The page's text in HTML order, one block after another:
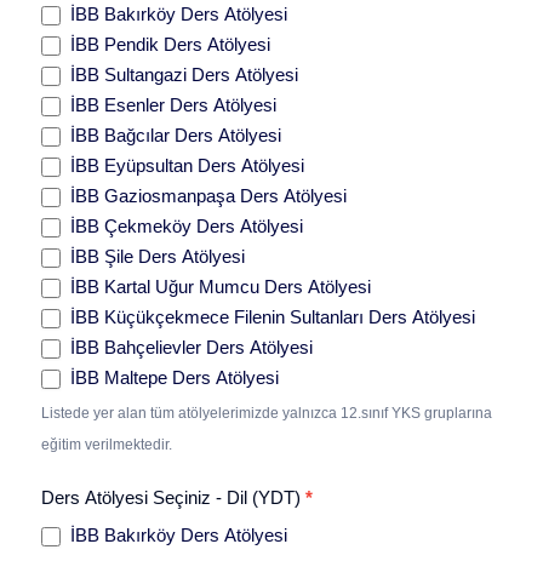
İBB Bakırköy Ders Atölyesi
İBB Pendik Ders Atölyesi
İBB Sultangazi Ders Atölyesi
İBB Esenler Ders Atölyesi
İBB Bağcılar Ders Atölyesi
İBB Eyüpsultan Ders Atölyesi
İBB Gaziosmanpaşa Ders Atölyesi
İBB Çekmeköy Ders Atölyesi
İBB Şile Ders Atölyesi
İBB Kartal Uğur Mumcu Ders Atölyesi
İBB Küçükçekmece Filenin Sultanları Ders Atölyesi
İBB Bahçelievler Ders Atölyesi
İBB Maltepe Ders Atölyesi
Listede yer alan tüm atölyelerimizde yalnızca 12.sınıf YKS gruplarına
eğitim verilmektedir.
Ders Atölyesi Seçiniz - Dil (YDT) *
İBB Bakırköy Ders Atölyesi